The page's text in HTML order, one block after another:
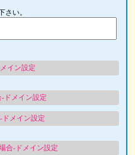
さい。
イン設定
ドメイン設定
ドメイン設定
合-ドメイン設定